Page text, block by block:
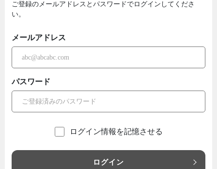
ご登録のメールアドレスとパスワードでログインしてくださ
い。
メールアドレス
パスワード
ログイン情報を記憶させる
ログイン